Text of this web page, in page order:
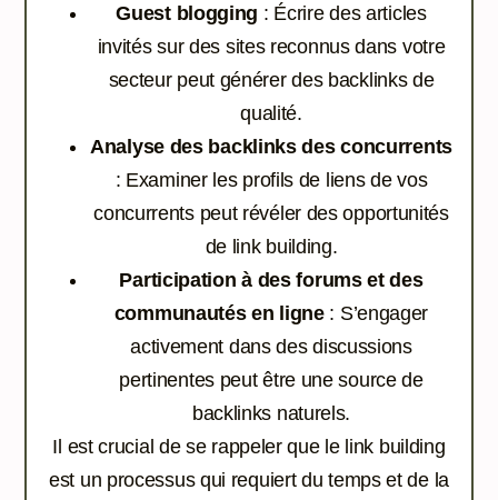
Guest blogging : Écrire des articles
invités sur des sites reconnus dans votre
secteur peut générer des backlinks de
qualité.
Analyse des backlinks des concurrents
: Examiner les profils de liens de vos
concurrents peut révéler des opportunités
de link building.
Participation à des forums et des
communautés en ligne: S’engager
activement dans des discussions
pertinentes peut être une source de
backlinks naturels.
Il est crucial de se rappeler que le link building
est un processus qui requiert du temps et de la